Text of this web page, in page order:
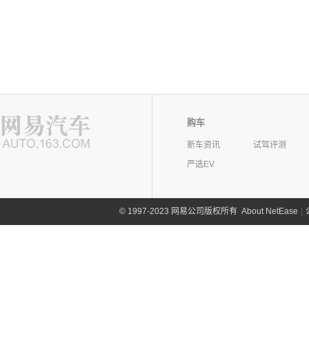
购车
新车资讯
试驾评测
严选EV
©1997-2023 网易公司版权所有 About NetEase